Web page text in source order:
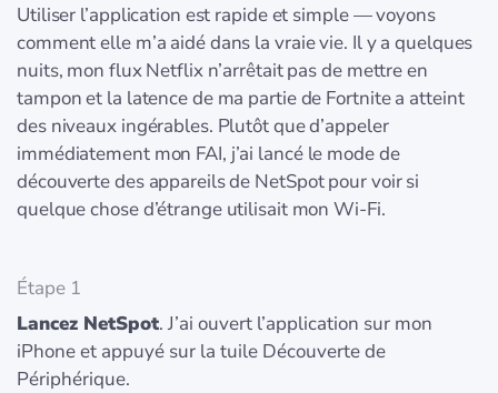
Utiliser l’application est rapide et simple — voyons
comment elle m’a aidé dans la vraie vie. Il y a quelques
nuits, mon flux Netflix n’arrêtait pas de mettre en
tampon et la latence de ma partie de Fortnite a atteint
des niveaux ingérables. Plutôt que d’appeler
immédiatement mon FAI, j’ai lancé le mode de
découverte des appareils de NetSpot pour voir si
quelque chose d’étrange utilisait mon Wi‑Fi.
Étape 1
Lancez NetSpot. J’ai ouvert l’application sur mon
iPhone et appuyé sur la tuile Découverte de
Périphérique.